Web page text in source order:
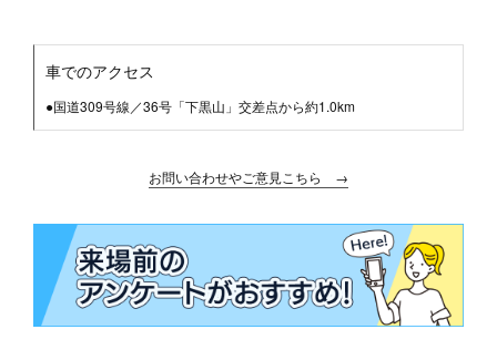
車でのアクセス
●国道309号線／36号「下黒山」交差点から約1.0km
お問い合わせやご意見こちら →